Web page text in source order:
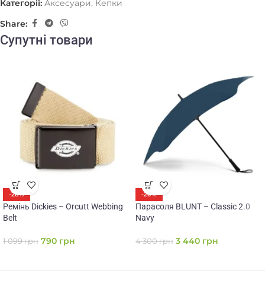
Категорії: Аксесуари, Кепки
Share:
Супутні товари
-28%
Ремінь Dickies – Orcutt Webbing
Belt
1 099грн 790 грн
-20%
Парасоля BLUNT – Classic 2.0
Navy
4 300грн 3 440 грн